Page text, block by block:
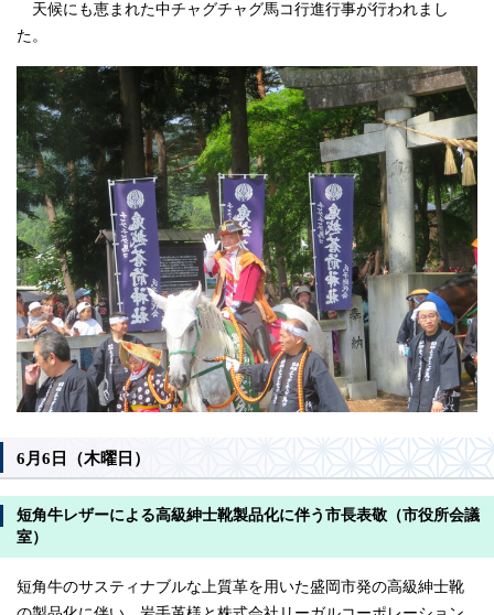
天候にも恵まれた中チャグチャグ馬コ行進行事が行われまし
た。
6月6日（木曜日）
短角牛レザーによる高級紳士靴製品化に伴う市長表敬（市役所会議
室）
短角牛のサスティナブルな上質革を用いた盛岡市発の高級紳士靴